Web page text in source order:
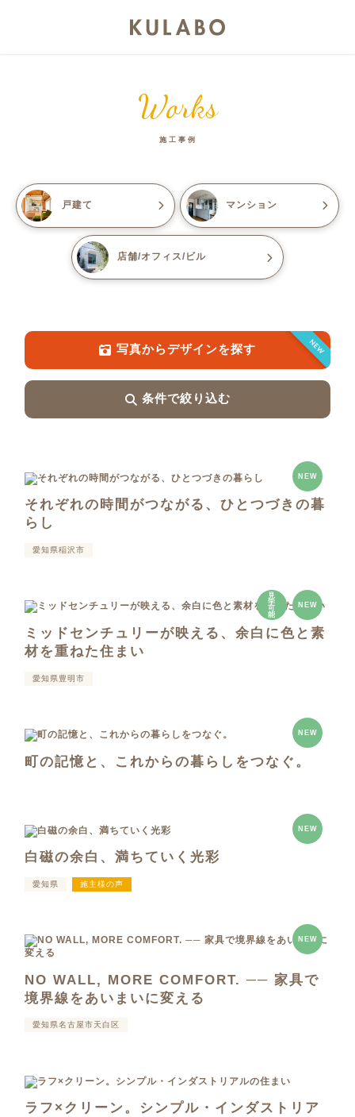
Works
施工事例
戸建て マンション
店舗/オフィス/ビル
NEW
写真からデザインを探す
条件で絞り込む
NEW
それぞれの時間がつながる、ひとつづきの暮
らし
愛知県稲沢市
見
学
可
能
NEW
ミッドセンチュリーが映える、余白に色と素
材を重ねた住まい
愛知県豊明市
NEW
町の記憶と、これからの暮らしをつなぐ。
NEW
白磁の余白、満ちていく光彩
愛知県 施主様の声
NEW
NO WALL, MORE COMFORT. ── 家具で
境界線をあいまいに変える
愛知県名古屋市天白区
ラフ×クリーン。シンプル・インダストリア